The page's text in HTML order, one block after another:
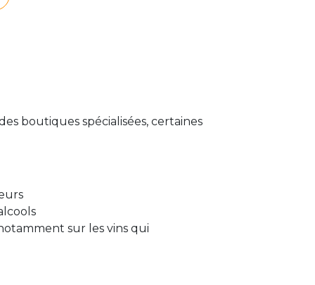
boutiques spécialisées, certaines
sur les vins qui